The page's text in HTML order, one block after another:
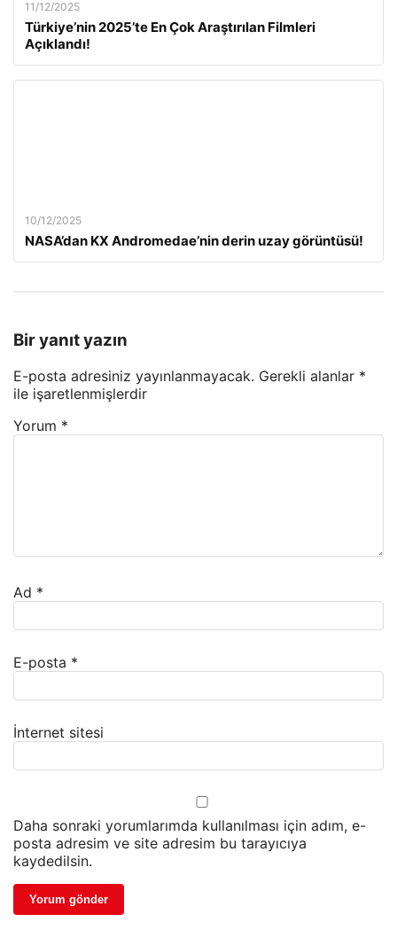
11/12/2025
Türkiye’nin 2025’te En Çok Araştırılan Filmleri
Açıklandı!
10/12/2025
NASA’dan KX Andromedae’nin derin uzay görüntüsü!
Bir yanıt yazın
E-posta adresiniz yayınlanmayacak. Gerekli alanlar *
ile işaretlenmişlerdir
Yorum *
Ad *
E-posta *
İnternet sitesi
Daha sonraki yorumlarımda kullanılması için adım, e-
posta adresim ve site adresim bu tarayıcıya
kaydedilsin.